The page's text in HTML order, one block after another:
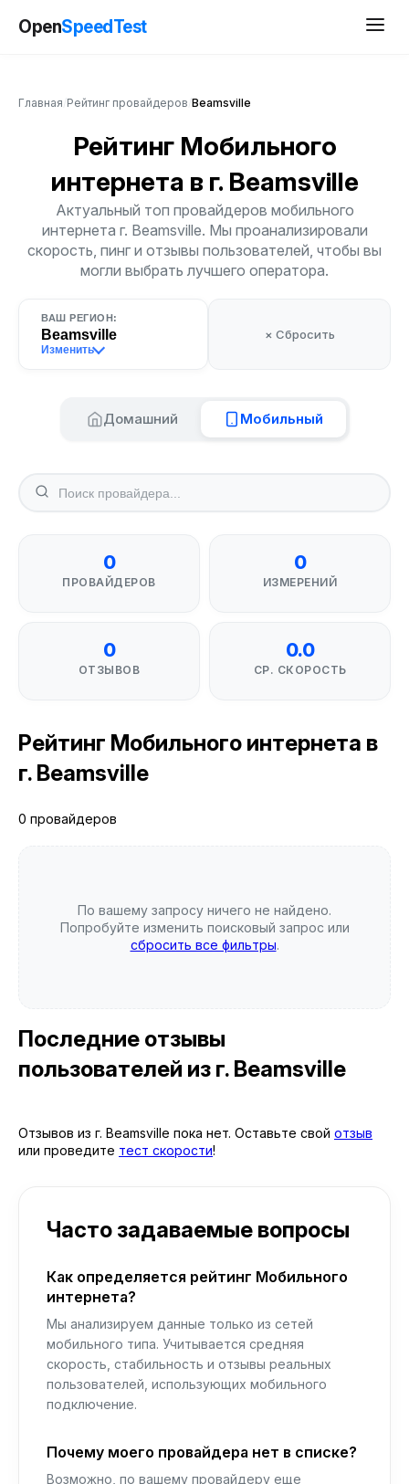
OpenSpeedTest
Главная Рейтинг провайдеров Beamsville
Рейтинг Мобильного
интернета в г. Beamsville
Актуальный топ провайдеров мобильного
интернета г. Beamsville. Мы проанализировали
скорость, пинг и отзывы пользователей, чтобы вы
могли выбрать лучшего оператора.
ВАШ РЕГИОН:
Beamsville
Изменить
× Сбросить
Домашний Мобильный
0
ПРОВАЙДЕРОВ
0
ИЗМЕРЕНИЙ
0
ОТЗЫВОВ
0.0
СР. СКОРОСТЬ
Рейтинг Мобильного интернета в
г. Beamsville
0 провайдеров
По вашему запросу ничего не найдено.
Попробуйте изменить поисковый запрос или
сбросить все фильтры.
Последние отзывы
пользователей из г. Beamsville
Отзывов из г. Beamsville пока нет. Оставьте свой отзыв
или проведите тест скорости!
Часто задаваемые вопросы
Как определяется рейтинг Мобильного
интернета?
Мы анализируем данные только из сетей
мобильного типа. Учитывается средняя
скорость, стабильность и отзывы реальных
пользователей, использующих мобильного
подключение.
Почему моего провайдера нет в списке?
Возможно, по вашему провайдеру еще